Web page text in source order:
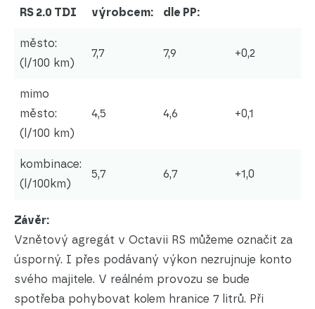
RS 2.0 TDI
výrobcem:
dle PP:
město:
(l/100 km)
7,7 7,9 +0,2
mimo
město:
(l/100 km)
4,5 4,6 +0,1
kombinace:
(l/100km)
5,7 6,7 +1,0
Závěr:
Vznětový agregát v Octavii RS můžeme označit za
úsporný. I přes podávaný výkon nezrujnuje konto
svého majitele. V reálném provozu se bude
spotřeba pohybovat kolem hranice 7 litrů. Při